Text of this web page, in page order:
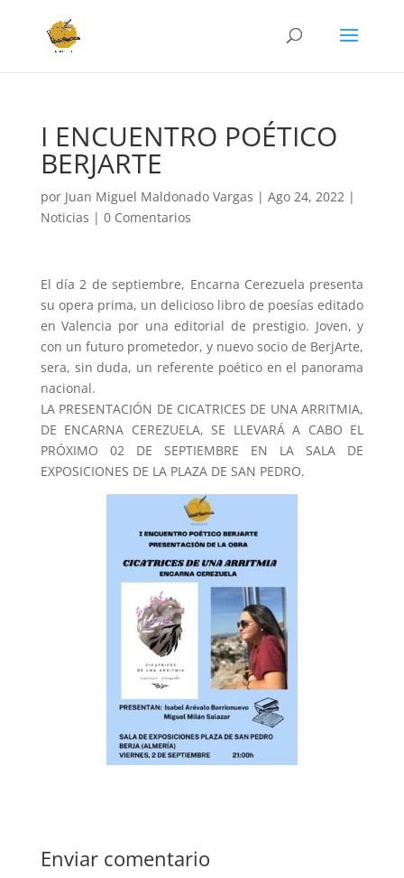
I ENCUENTRO POÉTICO
BERJARTE
por Juan Miguel Maldonado Vargas | Ago 24, 2022|
Noticias | 0 Comentarios
El día 2 de septiembre, Encarna Cerezuela presenta
su opera prima, un delicioso libro de poesías editado
en Valencia por una editorial de prestigio. Joven, y
con un futuro prometedor, y nuevo socio de BerjArte,
sera, sin duda, un referente poético en el panorama
nacional.
LA PRESENTACIÓN DE CICATRICES DE UNA ARRITMIA,
DE ENCARNA CEREZUELA, SE LLEVARÁ A CABO EL
PRÓXIMO 02 DE SEPTIEMBRE EN LA SALA DE
EXPOSICIONES DE LA PLAZA DE SAN PEDRO.
Enviar comentario